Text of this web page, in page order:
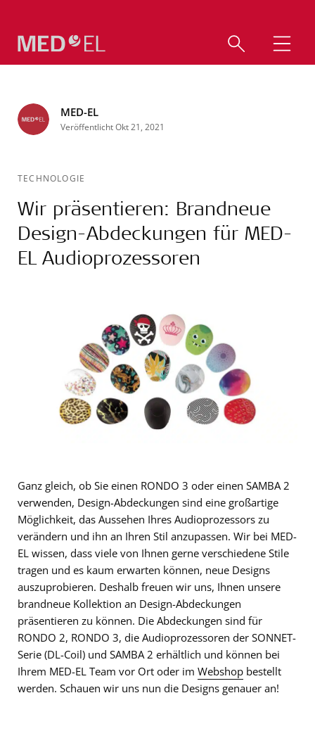
MED-EL
Veröffentlicht Okt 21, 2021
TECHNOLOGIE
Wir präsentieren: Brandneue
Design-Abdeckungen für MED-
EL Audioprozessoren
Ganz gleich, ob Sie einen RONDO 3 oder einen SAMBA 2
verwenden, Design-Abdeckungen sind eine großartige
Möglichkeit, das Aussehen Ihres Audioprozessors zu
verändern und ihn an Ihren Stil anzupassen. Wir bei MED-
EL wissen, dass viele von Ihnen gerne verschiedene Stile
tragen und es kaum erwarten können, neue Designs
auszuprobieren. Deshalb freuen wir uns, Ihnen unsere
brandneue Kollektion an Design-Abdeckungen
präsentieren zu können. Die Abdeckungen sind für
RONDO 2, RONDO 3, die Audioprozessoren der SONNET-
Serie (DL-Coil) und SAMBA 2 erhältlich und können bei
Ihrem MED-EL Team vor Ort oder im Webshop bestellt
werden. Schauen wir uns nun die Designs genauer an!